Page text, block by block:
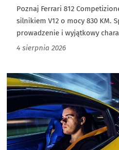
Poznaj Ferrari 812
silnikiem V12 o mocy 830 KM.
prowadzenie i wyjątkowy
4 sierpnia 2026